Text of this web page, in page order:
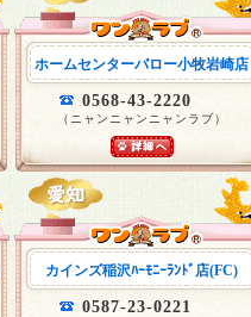
ホームセンターバロー小牧岩崎店
0568-43-2220
（ニャンニャンニャンラブ）
カインズ稲沢ﾊｰﾓﾆｰﾗﾝﾄﾞ店(FC)
0587-23-0221